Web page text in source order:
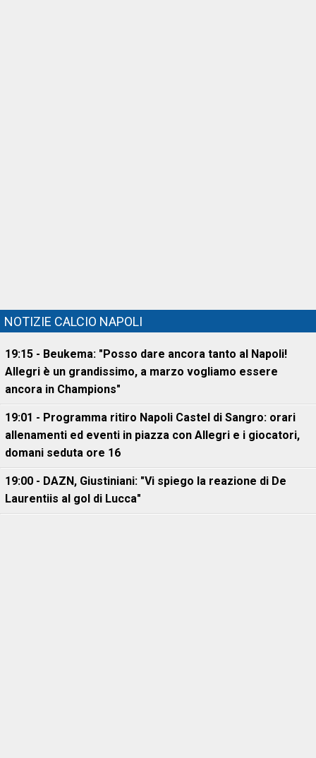
NOTIZIE CALCIO NAPOLI
19:15 - Beukema: "Posso dare ancora tanto al Napoli!
Allegri è un grandissimo, a marzo vogliamo essere
ancora in Champions"
19:01 - Programma ritiro Napoli Castel di Sangro: orari
allenamenti ed eventi in piazza con Allegri e i giocatori,
domani seduta ore 16
19:00 - DAZN, Giustiniani: "Vi spiego la reazione di De
Laurentiis al gol di Lucca"